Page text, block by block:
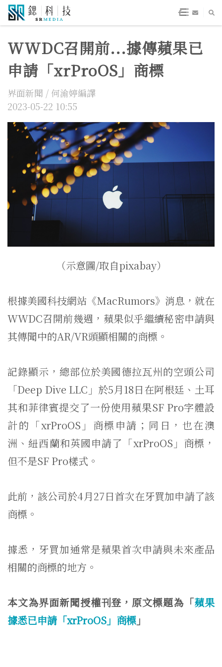
WWDC召開前...據傳蘋果已
申請「xrProOS」商標
界面新聞 / 何渝婷編譯
2023-05-22 10:55
（示意圖/取自pixabay）
根據美國科技網站《MacRumors》消息，就在
WWDC召開前幾週，蘋果似乎繼續秘密申請與
其傳聞中的AR/VR頭顯相關的商標。
記錄顯示，總部位於美國德拉瓦州的空頭公司
「Deep Dive LLC」於5月18日在阿根廷、土耳
其和菲律賓提交了一份使用蘋果SF Pro字體設
計的「xrProOS」商標申請；同日，也在澳
洲、紐西蘭和英國申請了「xrProOS」商標，
但不是SF Pro樣式。
此前，該公司於4月27日首次在牙買加申請了該
商標。
據悉，牙買加通常是蘋果首次申請與未來產品
相關的商標的地方。
本文為界面新聞授權刊登，原文標題為「蘋果
據悉已申請「xrProOS」商標 」